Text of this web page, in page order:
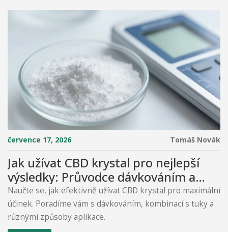
července 17, 2026 Tomáš Novák
Jak užívat CBD krystal pro nejlepší
výsledky: Průvodce dávkováním a
aplikací
Naučte se, jak efektivně užívat CBD krystal pro maximální
účinek. Poradíme vám s dávkováním, kombinací s tuky a
různými způsoby aplikace.